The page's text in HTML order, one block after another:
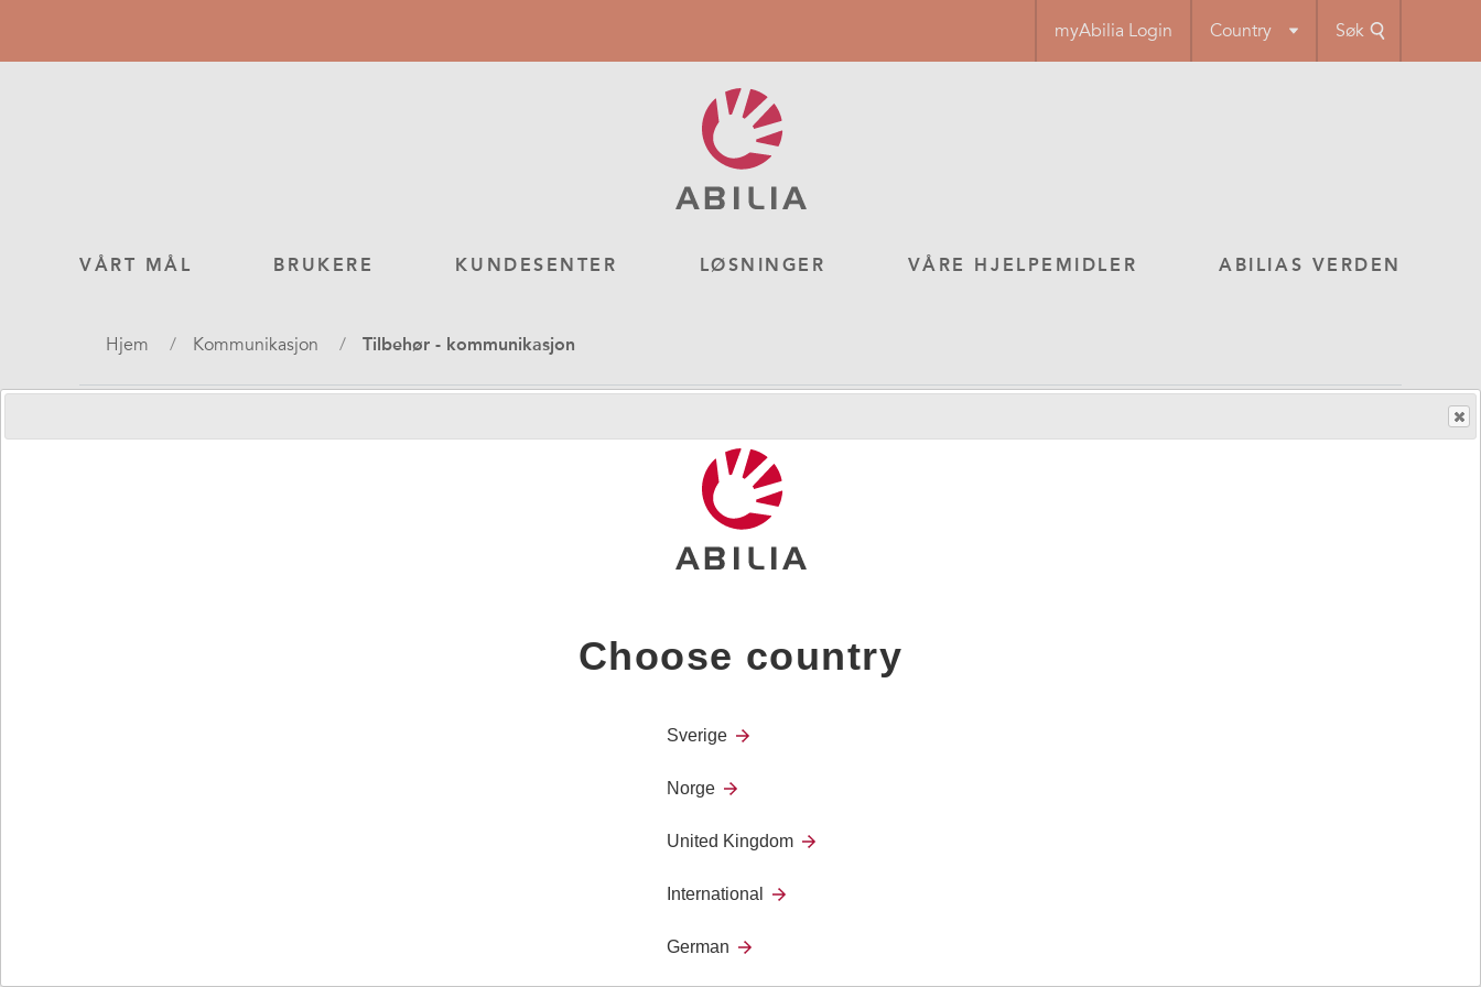
hovedinnhold
myAbilia Login Country Søk
Main
VÅRT MÅL BRUKERE KUNDESENTER LØSNINGER VÅRE HJELPEMIDLER ABILIAS VERDEN
Navigasjonssti
Hjem Kommunikasjon Tilbehør - kommunikasjon
Fingerguide til LightWriter SL35
En ekstra forhøyning for at man ikke skal komme bort i uønskede taster på
tastaturet.
Choose country
Sverige
Norge
United Kingdom
International
German